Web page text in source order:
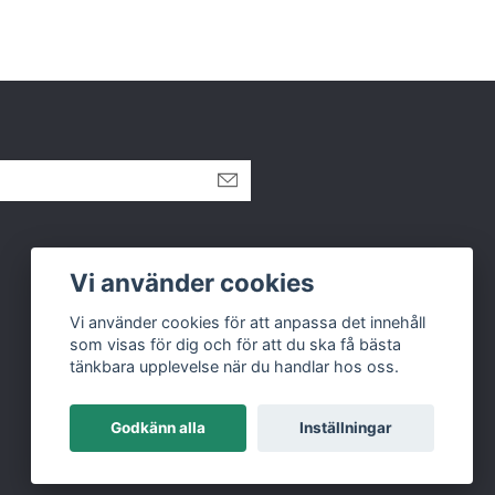
Vi använder cookies
Vi använder cookies för att anpassa det innehåll
som visas för dig och för att du ska få bästa
tänkbara upplevelse när du handlar hos oss.
Godkänn alla Inställningar